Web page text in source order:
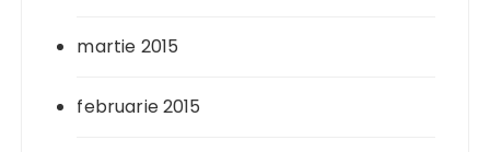
martie 2015
februarie 2015